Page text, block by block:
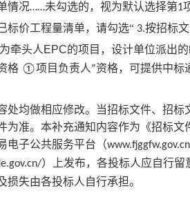
情况……未勾选的，视为默认选择第1
标价工程量清单，请勾选“ 3.按招标
牵头人 EPC的项目，设计单位派出的
格 ①项目负责人”资格，可提供中标
处均做相应修改。当招标文件、招
为准。本补充通知内容作为《招标
电子公共服务平台（www.fjggfw.gov.cn
）上发布，各投标人应自行
损失由各投标人自行承担。